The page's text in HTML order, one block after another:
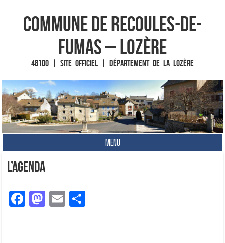
Commune de Recoules-de-
Fumas – Lozère
48100 | Site officiel | Département de la Lozère
MENU
L’agenda
F
a
c
M
a
st
E
m
ailta